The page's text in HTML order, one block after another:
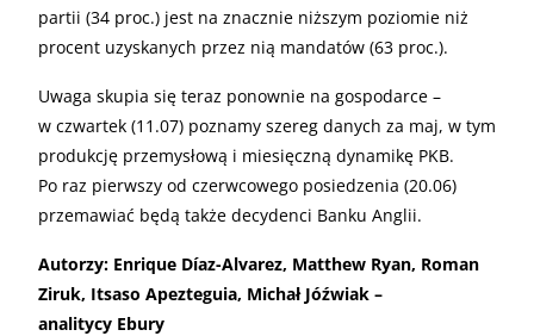
partii (34 proc.) jest na znacznie niższym poziomie niż
procent uzyskanych przez nią mandatów (63 proc.).
Uwaga skupia się teraz ponownie na gospodarce –
w czwartek (11.07) poznamy szereg danych za maj, w tym
produkcję przemysłową i miesięczną dynamikę PKB.
Po raz pierwszy od czerwcowego posiedzenia (20.06)
przemawiać będą także decydenci Banku Anglii.
Autorzy: Enrique Díaz-Alvarez, Matthew Ryan, Roman
Ziruk, Itsaso Apezteguia, Michał Jóźwiak –
analitycy Ebury